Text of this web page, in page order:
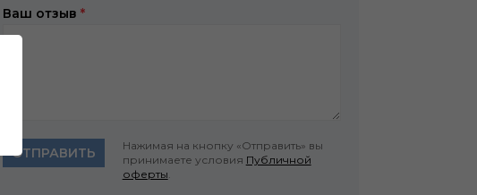
Ваш отзыв *
ОТПРАВИТЬ
Нажимая на кнопку «Отправить» вы
принимаете условия Публичной
оферты.